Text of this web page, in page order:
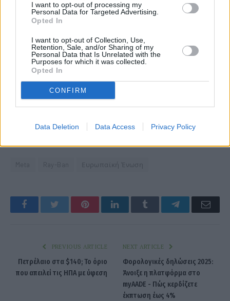
I want to opt-out of processing my
Personal Data for Targeted Advertising.
Opted In
I want to opt-out of Collection, Use,
Retention, Sale, and/or Sharing of my
Personal Data that Is Unrelated with the
Purposes for which it was collected.
Opted In
CONFIRM
Data Deletion Data Access Privacy Policy
Ευρωπαϊκή Ένωση
Facebook Twitter PinterestLinkedIn Tumblr Telegram
PREVIOUS ARTICLE
Πετρέλαιο στα $140; Το όριο
που απειλεί τις ΗΠΑ με ύφεση
NEXT ARTICLE
Φορολογικές δηλώσεις 2025:
Άνοιξε η πλατφόρμα στο
myAADE - Πώς κερδίζετε
έκπτωση έως 4%